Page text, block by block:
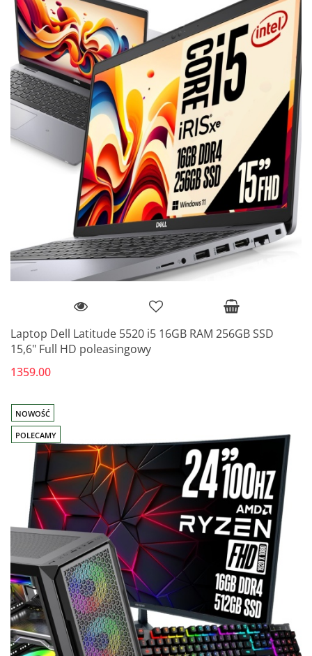
Laptop Dell Latitude 5520 i5 16GB RAM 256GB SSD
15,6" Full HD poleasingowy
1359.00
NOWOŚĆ
POLECAMY